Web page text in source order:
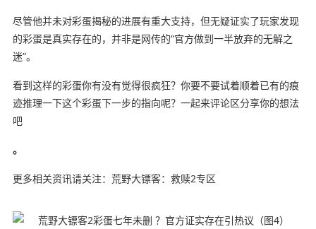
尽管他并未对彩蛋揭秘的进展有重大支持，但无疑证实了玩家发现
的彩蛋是真实存在的，并非是网传的“官方做到一半放弃的无解之
迷”。
看到这样的彩蛋你有没有觉得很疯狂？你要不要试着顺着已有的痕
迹推理一下这个彩蛋下一步的指向呢？一起来评论区分享你的想法
吧
。
更多相关资讯请关注：荒野大镖客：救赎2专区